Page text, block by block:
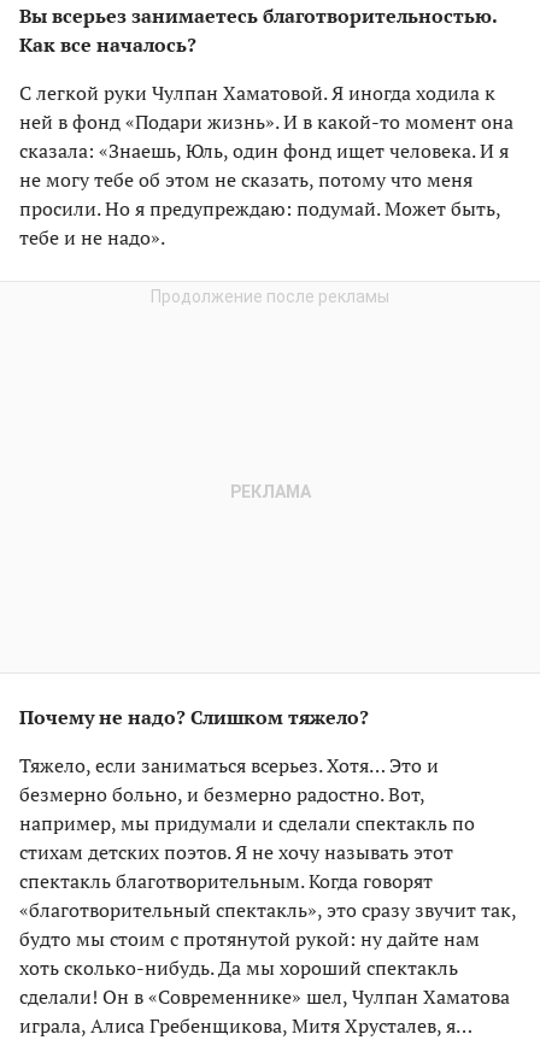
Вы всерьез занимаетесь благотворительностью.
Как все началось?
С легкой руки Чулпан Хаматовой. Я иногда ходила к
ней в фонд «Подари жизнь». И в какой-то момент она
сказала: «Знаешь, Юль, один фонд ищет человека. И я
не могу тебе об этом не сказать, потому что меня
просили. Но я предупреждаю: подумай. Может быть,
тебе и не надо».
Почему не надо? Слишком тяжело?
Тяжело, если заниматься всерьез. Хотя… Это и
безмерно больно, и безмерно радостно. Вот,
например, мы придумали и сделали спектакль по
стихам детских поэтов. Я не хочу называть этот
спектакль благотворительным. Когда говорят
«благотворительный спектакль», это сразу звучит так,
будто мы стоим с протянутой рукой: ну дайте нам
хоть сколько-нибудь. Да мы хороший спектакль
сделали! Он в «Современнике» шел, Чулпан Хаматова
играла, Алиса Гребенщикова, Митя Хрусталев, я…